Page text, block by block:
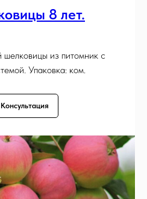
8 лет.
из питомник с
Упаковка: ком.
Консультация